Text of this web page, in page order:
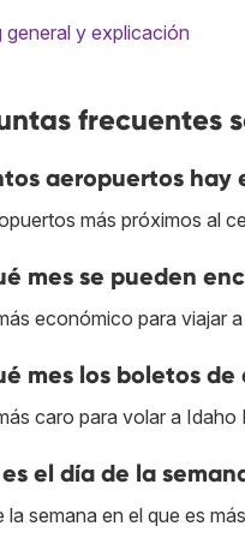
general y explicación
frecuentes
aeropuertos hay
más próximos al
mes se pueden
económico para viajar
mes los boletos
caro para volar a Idaho
el día de la
la semana en el que es